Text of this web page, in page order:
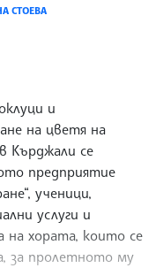
СТОЕВА
и
на цветя на
Кърджали се
предприятие
ученици,
услуги и
на хората, които се
за пролетното му